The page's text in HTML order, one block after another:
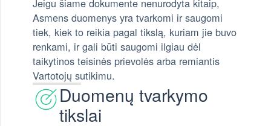
Jeigu šiame dokumente nenurodyta kitaip,
Asmens duomenys yra tvarkomi ir saugomi
tiek, kiek to reikia pagal tikslą, kuriam jie buvo
renkami, ir gali būti saugomi ilgiau dėl
taikytinos teisinės prievolės arba remiantis
Vartotojų sutikimu.
Duomenų tvarkymo
tikslai